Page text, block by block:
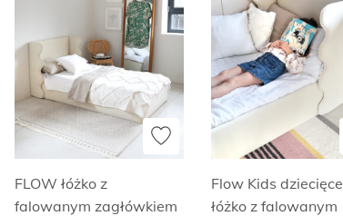
FLOW łóżko z
falowanym zagłówkiem
Flow Kids dziecięce
łóżko z falowanym